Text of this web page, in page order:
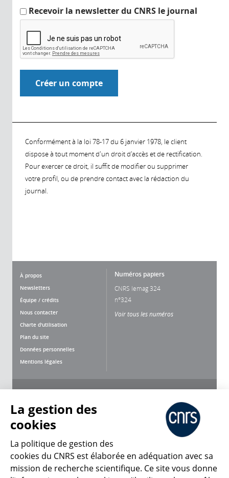
Recevoir la newsletter du CNRS le journal
Conformément à la loi 78-17 du 6 janvier 1978, le client
dispose à tout moment d'un droit d'accès et de rectification.
Pour exercer ce droit, il suffit de modifier ou supprimer
votre profil, ou de prendre contact avec la rédaction du
journal.
À propos
Newsletters
Équipe / crédits
Nous contacter
Charte d'utilisation
Plan du site
Données personnelles
Mentions légales
Numéros papiers
CNRS lemag 324
n°324
Voir tous les numéros
CNRS Le Mag
La gestion des
cookies
La politique de gestion des
cookies du CNRS est élaborée en adéquation avec sa
mission de recherche scientifique. Ce site vous donne